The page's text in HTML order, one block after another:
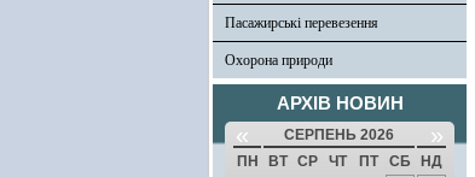
Пасажирські перевезення
Охорона природи
АРХІВ НОВИН
« СЕРПЕНЬ 2026 »
ПН ВТ СР ЧТ ПТ СБ
НД